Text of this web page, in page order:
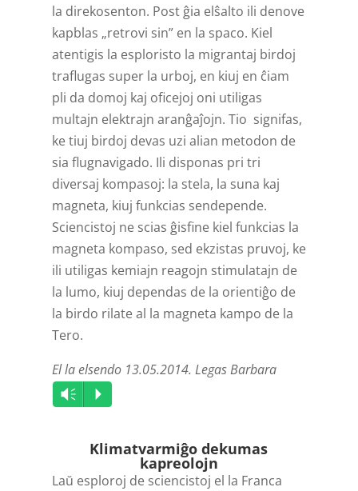
la dir­ekosenton. Post ĝia elŝalto ili denove
kapblas „retrovi sin” en la spaco. Kiel
atentigis la esploristo la migrantaj birdoj
traflugas super la urboj, en kiuj en ĉiam
pli da domoj kaj oficejoj oni utiligas
multajn elektrajn aranĝaĵojn. Tio signifas,
ke tiuj birdoj devas uzi alian metodon de
sia flug­navigado. Ili disponas pri tri
diversaj kompasoj: la stela, la suna kaj
magneta, kiuj funkcias sendepende.
Sciencistoj ne scias ĝisfine kiel funkcias la
magneta kompaso, sed ekzistas pruvoj, ke
ili utiligas kemiajn reagojn stimulatajn de
la lumo, kiuj dependas de la orientiĝo de
la birdo rilate al la magneta kampo de la
Tero.
El la elsendo 13.05.2014. Legas Barbara
Audio
Player
Vm P
Klimatvarmiĝo dekumas
kapreolojn
Laŭ esploroj de sciencistoj el la Franca